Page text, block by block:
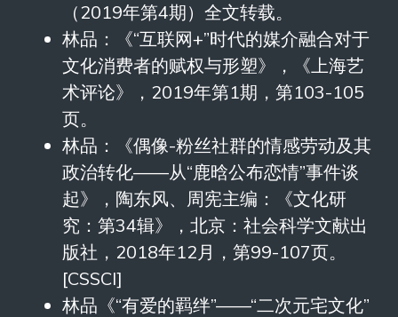
（2019年第4期）全文转载。
林品：《“互联网+”时代的媒介融合对于
文化消费者的赋权与形塑》，《上海艺
术评论》，2019年第1期，第103-105
页。
林品：《偶像-粉丝社群的情感劳动及其
政治转化——从“鹿晗公布恋情”事件谈
起》，陶东风、周宪主编：《文化研
究：第34辑》，北京：社会科学文献出
版社，2018年12月，第99-107页。
[CSSCI]
林品《“有爱的羁绊”——“二次元宅文化”